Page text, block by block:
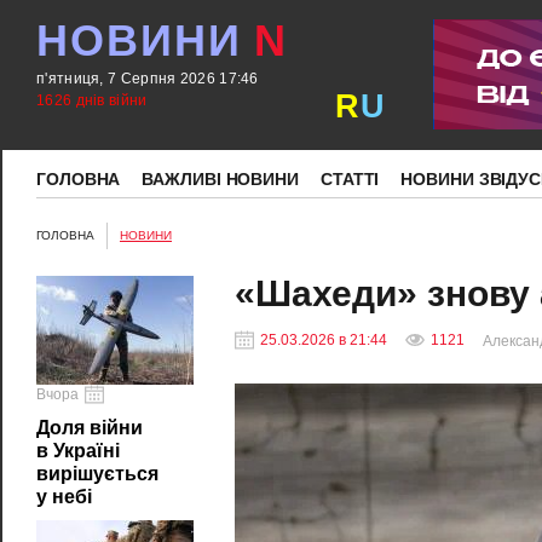
НОВИНИ N
п'ятниця, 7 Серпня 2026 17:46
1626 днів війни
RU
ГОЛОВНА ВАЖЛИВІ НОВИНИ СТАТТІ НОВИНИ
ГОЛОВНА НОВИНИ
Вчора
Доля війни
в Україні
вирішується
у небі
«Шахеди» знову
25.03.2026 в 21:44 1121